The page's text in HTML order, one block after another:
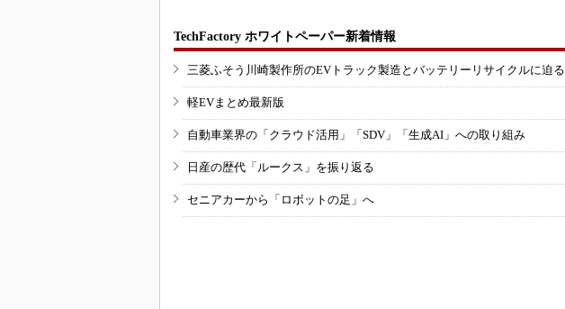
TechFactory ホワイトペーパー新着情報
三菱ふそう川崎製作所のEVトラック製造とバッテリーリサイクルに迫る
軽EVまとめ最新版
自動車業界の「クラウド活用」「SDV」「生成AI」への取り組み
日産の歴代「ルークス」を振り返る
セニアカーから「ロボットの足」へ